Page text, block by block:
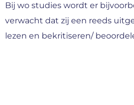
Bij wo studies wordt er
verwacht dat zij een reeds
lezen en bekritiseren/